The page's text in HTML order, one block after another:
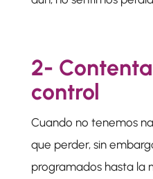
2-
control
Cuando no tenemos
que perder, sin
programados hasta la